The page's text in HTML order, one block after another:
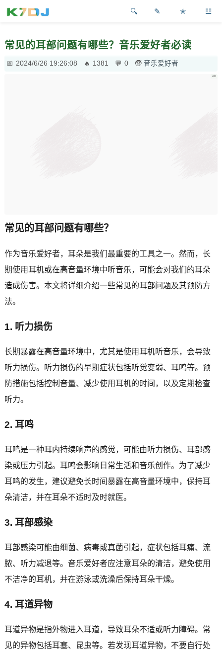
✎ ✭ ☳
常见的耳部问题有哪些？音乐爱好者必读
2024/6/26 19:26:08 1381 0 音乐爱好者
常见的耳部问题有哪些？
作为音乐爱好者，耳朵是我们最重要的工具之一。然而，长
期使用耳机或在高音量环境中听音乐，可能会对我们的耳朵
造成伤害。本文将详细介绍一些常见的耳部问题及其预防方
法。
1. 听力损伤
长期暴露在高音量环境中，尤其是使用耳机听音乐，会导致
听力损伤。听力损伤的早期症状包括听觉变弱、耳鸣等。预
防措施包括控制音量、减少使用耳机的时间，以及定期检查
听力。
2. 耳鸣
耳鸣是一种耳内持续响声的感觉，可能由听力损伤、耳部感
染或压力引起。耳鸣会影响日常生活和音乐创作。为了减少
耳鸣的发生，建议避免长时间暴露在高音量环境中，保持耳
朵清洁，并在耳朵不适时及时就医。
3. 耳部感染
耳部感染可能由细菌、病毒或真菌引起，症状包括耳痛、流
脓、听力减退等。音乐爱好者应注意耳朵的清洁，避免使用
不洁净的耳机，并在游泳或洗澡后保持耳朵干燥。
4. 耳道异物
耳道异物是指外物进入耳道，导致耳朵不适或听力障碍。常
见的异物包括耳塞、昆虫等。若发现耳道异物，不要自行处